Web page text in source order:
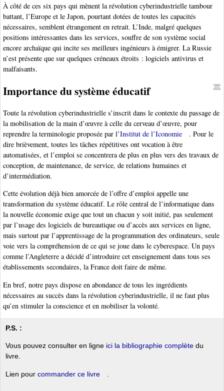
À côté de ces six pays qui mènent la révolution cyberindustrielle tambour
battant, l’Europe et le Japon, pourtant dotées de toutes les capacités
nécessaires, semblent étrangement en retrait. L’Inde, malgré quelques
positions intéressantes dans les services, souffre de son système social
encore archaïque qui incite ses meilleurs ingénieurs à émigrer. La Russie
n’est présente que sur quelques créneaux étroits : logiciels antivirus et
malfaisants.
Importance du système éducatif
Toute la révolution cyberindustrielle s’inscrit dans le contexte du passage de
la mobilisation de la main d’œuvre à celle du cerveau d’œuvre, pour
reprendre la terminologie proposée par l’Institut de l’Iconomie
. Pour le
dire brièvement, toutes les tâches répétitives ont vocation à être
automatisées, et l’emploi se concentrera de plus en plus vers des travaux de
conception, de maintenance, de service, de relations humaines et
d’intermédiation.
Cette évolution déjà bien amorcée de l’offre d’emploi appelle une
transformation du système éducatif. Le rôle central de l’informatique dans
la nouvelle économie exige que tout un chacun y soit initié, pas seulement
par l’usage des logiciels de bureautique ou d’accès aux services en ligne,
mais surtout par l’apprentissage de la programmation des ordinateurs, seule
voie vers la compréhension de ce qui se joue dans le cyberespace. Un pays
comme l’Angleterre a décidé d’introduire cet enseignement dans tous ses
établissements secondaires, la France doit faire de même.
En bref, notre pays dispose en abondance de tous les ingrédients
nécessaires au succès dans la révolution cyberindustrielle, il ne faut plus
qu’en stimuler la conscience et en mobiliser la volonté.
P.S. :
Vous pouvez consulter en ligne ici la bibliographie complète du
livre.
Lien pour commander ce livre